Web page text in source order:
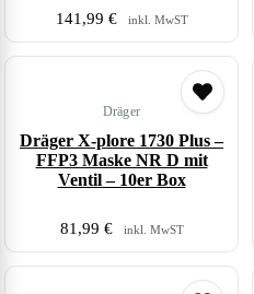
141,99 € inkl. MwST
Dräger
Dräger X-plore 1730 Plus –
FFP3 Maske NR D mit
Ventil – 10er Box
81,99 € inkl. MwST